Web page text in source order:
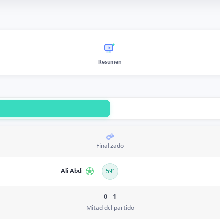
Resumen
Finalizado
Ali Abdi 59’
0 - 1
Mitad del partido